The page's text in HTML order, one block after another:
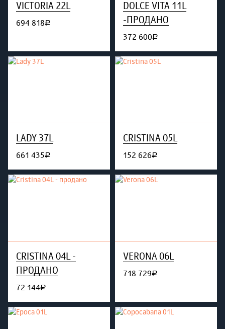
VICTORIA 22L
694 818руб.
DOLCE VITA 11L
-ПРОДАНО
372 600руб.
LADY 37L
661 435руб.
CRISTINA 05L
152 626руб.
CRISTINA 04L -
ПРОДАНО
72 144руб.
VERONA 06L
718 729руб.